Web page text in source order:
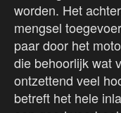
worden. Het
mengsel
paar door het
die behoorlijk wat
ontzettend veel
betreft het hele